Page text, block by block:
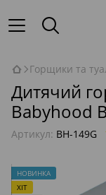
Горщики та
Дитячий
Babyhood
Артикул: BH-149G
НОВИНКА
ХІТ